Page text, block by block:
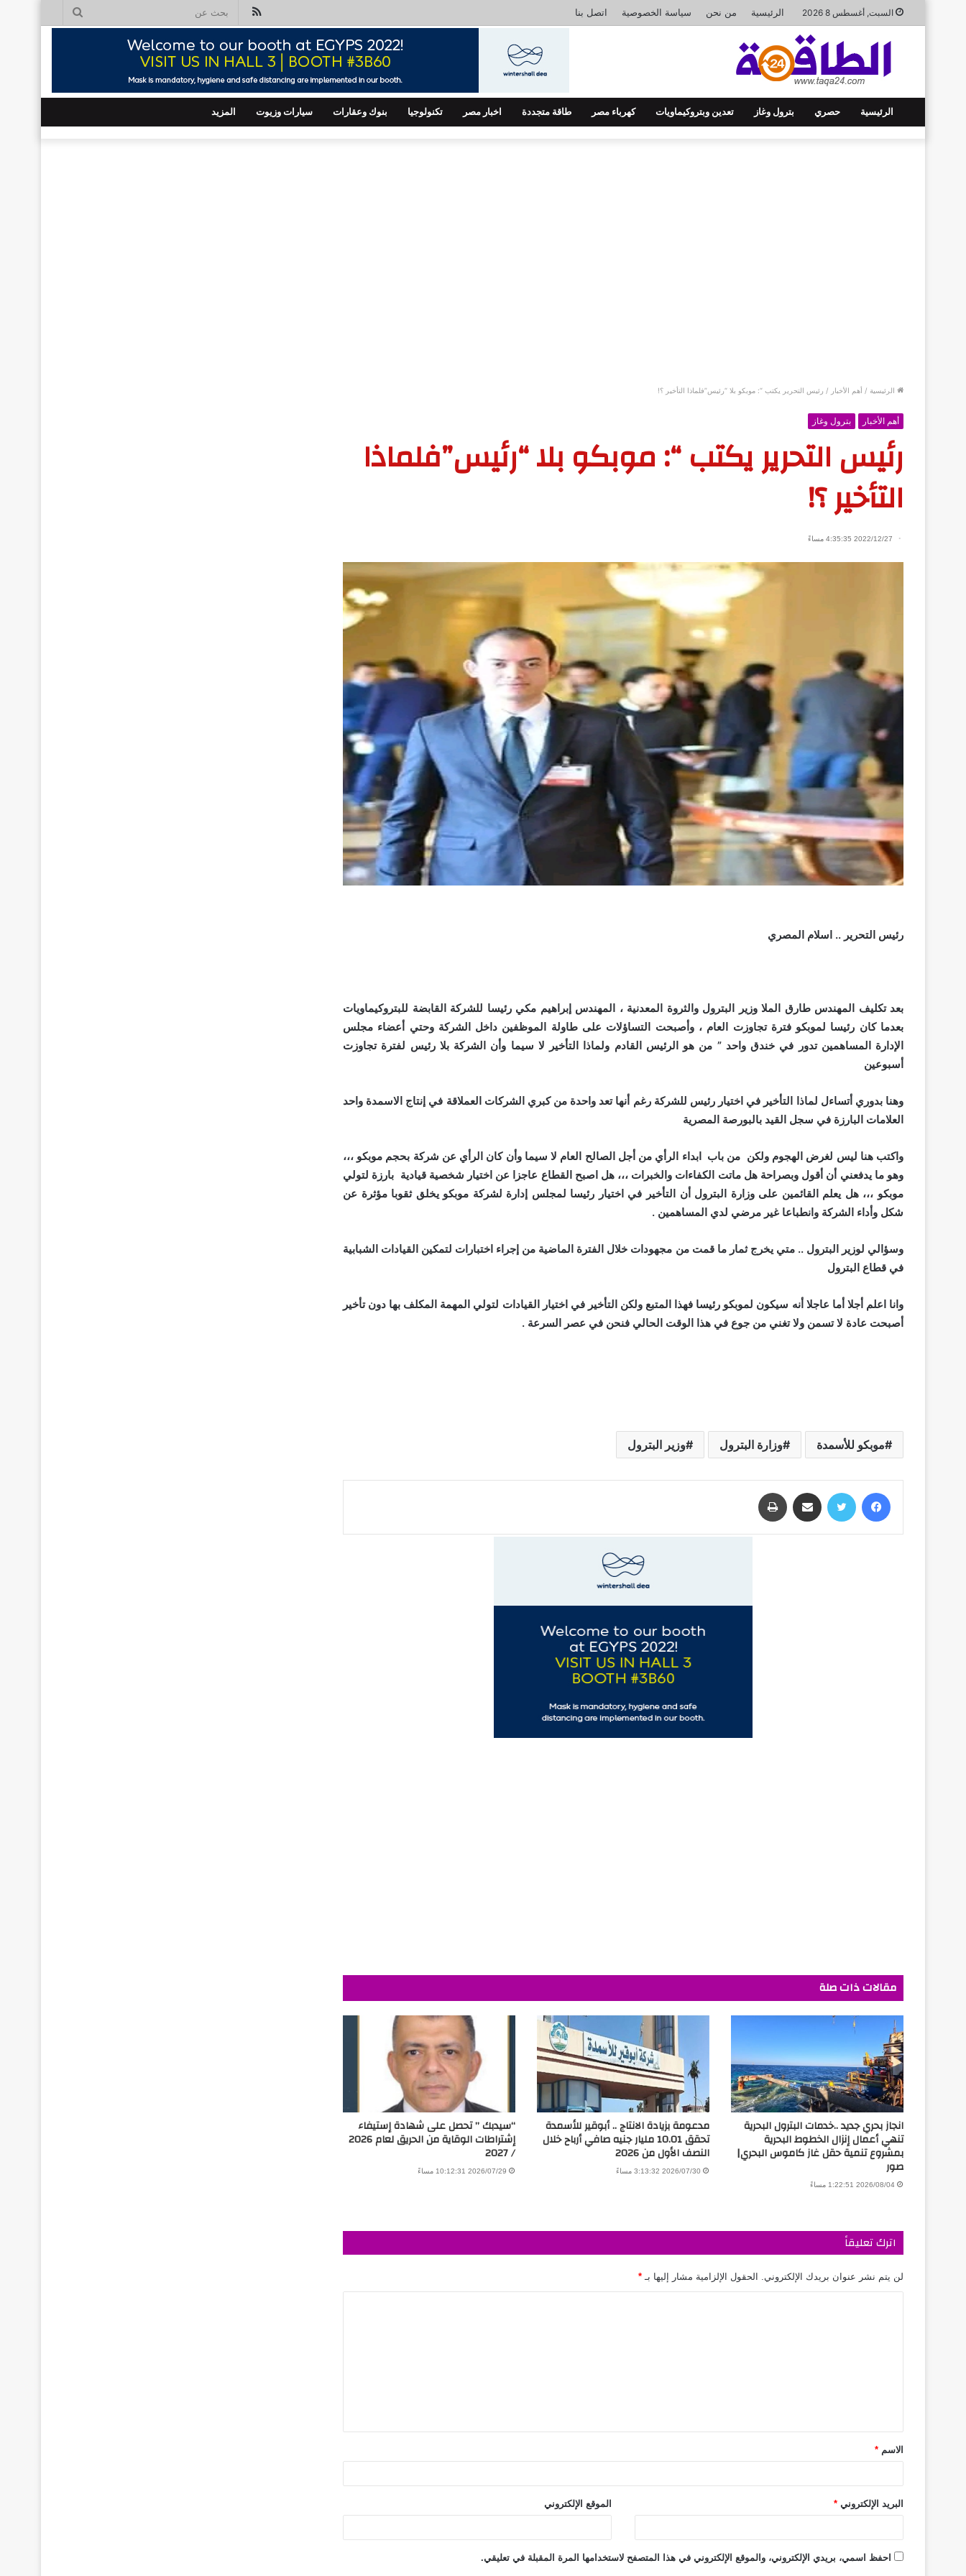
السبت, أغسطس 8 2026 الرئيسية من نحن سياسة الخصوصية اتصل بنا
بحث
ملخص
الموقع
RSS
الرئيسية حصري بترول وغاز تعدين وبتروكيماويات كهرباء مصر طاقة متجددة اخبار مصر تكنولوجيا بنوك وعقارات سيارات وزيوت المزيد
الرئيسية / أهم الأخبار / رئيس التحرير يكتب “: موبكو بلا “رئيس”فلماذا التأخير ؟!
أهم الأخبار بترول وغاز
رئيس التحرير يكتب “: موبكو بلا “رئيس”فلماذا
التأخير ؟!
2022/12/27 4:35:35 مساءً
رئيس التحرير .. اسلام المصري
بعد تكليف المهندس طارق الملا وزير البترول والثروة المعدنية ، المهندس إبراهيم مكي رئيسا للشركة القابضة للبتروكيماويات
بعدما كان رئيسا لموبكو فترة تجاوزت العام ، وأصبحت التساؤلات على طاولة الموظفين داخل الشركة وحتي أعضاء مجلس
الإدارة المساهمين تدور في خندق واحد ” من هو الرئيس القادم ولماذا التأخير لا سيما وأن الشركة بلا رئيس لفترة تجاوزت
أسبوعين
وهنا بدوري أتساءل لماذا التأخير في اختيار رئيس للشركة رغم أنها تعد واحدة من كبري الشركات العملاقة في إنتاج الاسمدة واحد
العلامات البارزة في سجل القيد بالبورصة المصرية
واكتب هنا ليس لغرض الهجوم ولكن من باب ابداء الرأي من أجل الصالح العام لا سيما وأن كان الرأي عن شركة بحجم موبكو ،،،
وهو ما يدفعني أن أقول وبصراحة هل ماتت الكفاءات والخبرات ،،، هل اصبح القطاع عاجزا عن اختيار شخصية قيادية بارزة لتولي
موبكو ،،، هل يعلم القائمين على وزارة البترول أن التأخير في اختيار رئيسا لمجلس إدارة لشركة موبكو يخلق ثقوبا مؤثرة عن
شكل وأداء الشركة وانطباعا غير مرضي لدي المساهمين .
وسؤالي لوزير البترول .. متي يخرج ثمار ما قمت من مجهودات خلال الفترة الماضية من إجراء اختبارات لتمكين القيادات الشبابية
في قطاع البترول
وانا اعلم أجلا أما عاجلا أنه سيكون لموبكو رئيسا فهذا المتبع ولكن التأخير في اختيار القيادات لتولي المهمة المكلف بها دون تأخير
أصبحت عادة لا تسمن ولا تغني من جوع في هذا الوقت الحالي فنحن في عصر السرعة .
موبكو للأسمدة وزارة البترول وزير البترول
فيسبوك تويتر مشاركة عبر البريد
مقالات ذات صلة
انجاز بحري جديد ..خدمات البترول البحرية
تنهي أعمال إنزال الخطوط البحرية
بمشروع تنمية حقل غاز كاموس البحري|
صور
2026/08/04 1:22:51 مساءً
مدعومة بزيادة الانتاج .. أبوقير للأسمدة
تحقق 10.01 مليار جنيه صافي أرباح خلال
النصف الأول من 2026
2026/07/30 3:13:32 مساءً
“سيدبك ” تحصل على شهادة إستيفاء
إشتراطات الوقاية من الحريق لعام 2026
/ 2027
2026/07/29 10:12:31 مساءً
اترك تعليقاً
لن يتم نشر عنوان بريدك الإلكتروني. الحقول الإلزامية مشار إليها بـ *
الاسم *
البريد الإلكتروني * الموقع الإلكتروني
احفظ اسمي، بريدي الإلكتروني، والموقع الإلكتروني في هذا المتصفح لاستخدامها المرة المقبلة في تعليقي.